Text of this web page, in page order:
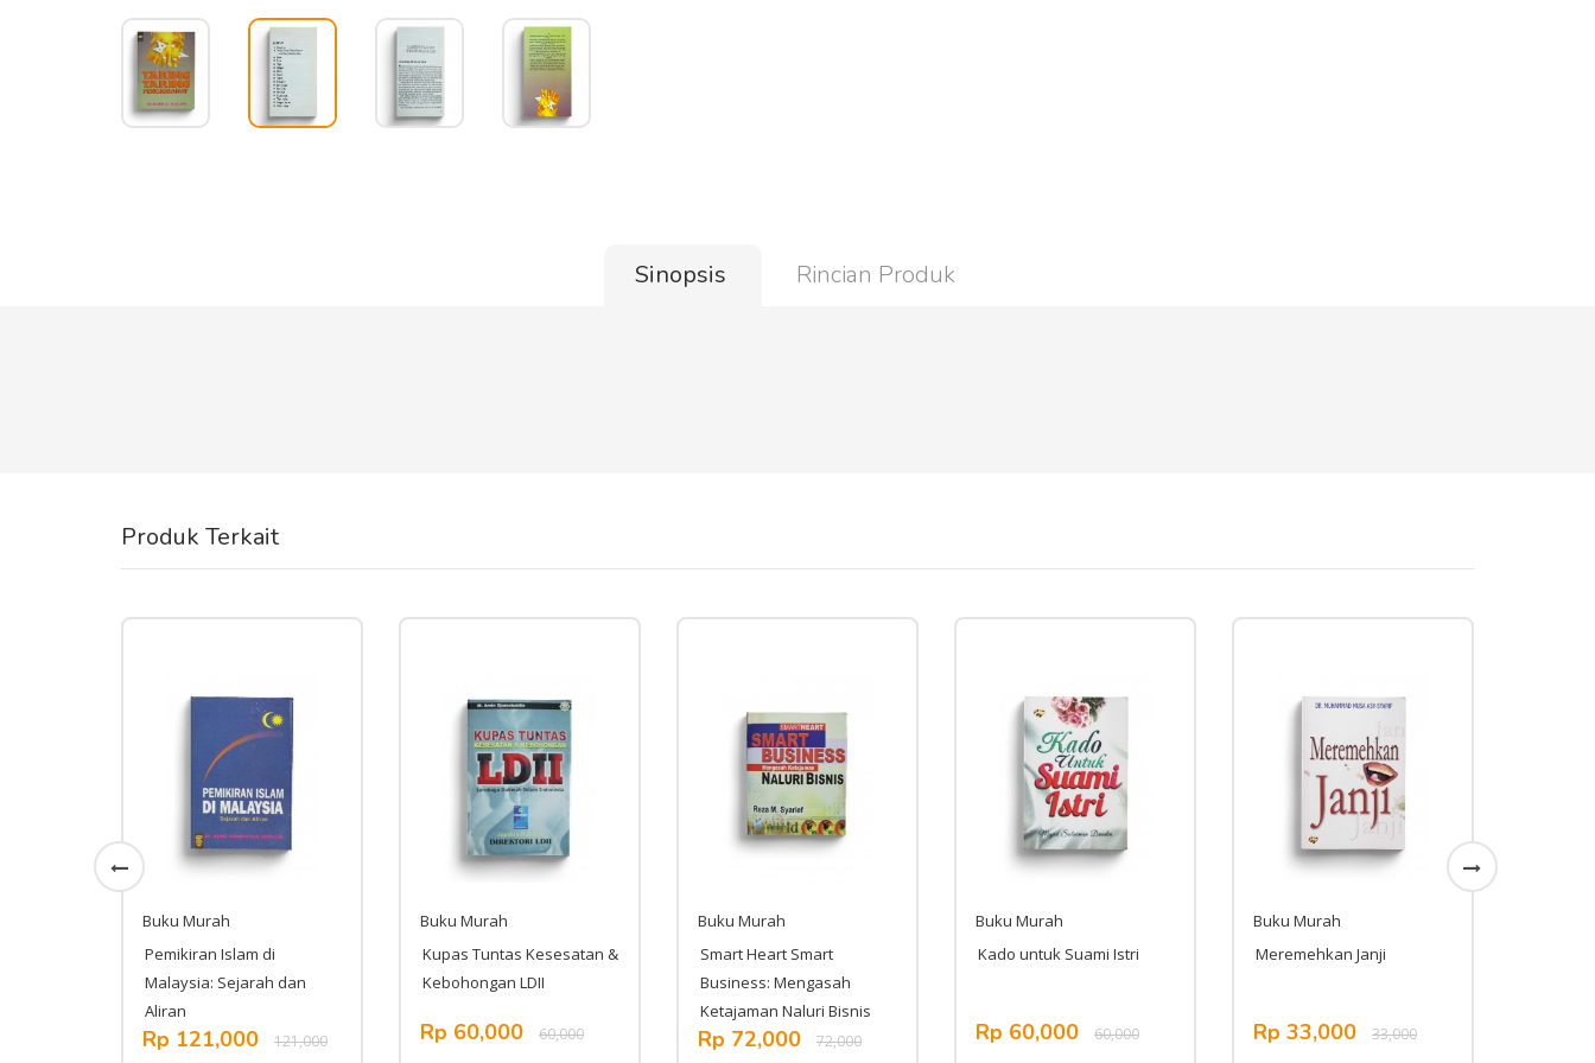
Sinopsis Rincian Produk
Produk Terkait
Buku Murah
Pemikiran Islam di
Malaysia: Sejarah dan
Aliran
Rp 121,000 121,000
Buku Murah
Kupas Tuntas Kesesatan &
Kebohongan LDII
Rp 60,000 60,000
Buku Murah
Smart Heart Smart
Business: Mengasah
Ketajaman Naluri Bisnis
Rp 72,000 72,000
Buku Murah
Kado untuk Suami Istri
Rp 60,000 60,000
Buku Murah
Meremehkan Janji
Rp 33,000 33,000